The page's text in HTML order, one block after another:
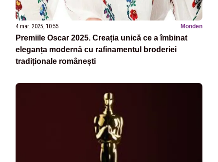
4 mar. 2025, 10:55 Monden
Premiile Oscar 2025. Creația unică ce a îmbinat
eleganța modernă cu rafinamentul broderiei
tradiționale românești